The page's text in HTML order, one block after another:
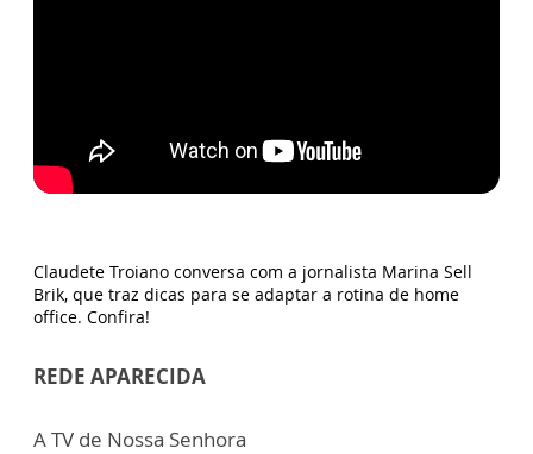
Claudete Troiano conversa com a jornalista Marina Sell
Brik, que traz dicas para se adaptar a rotina de home
office. Confira!
REDE APARECIDA
A TV de Nossa Senhora